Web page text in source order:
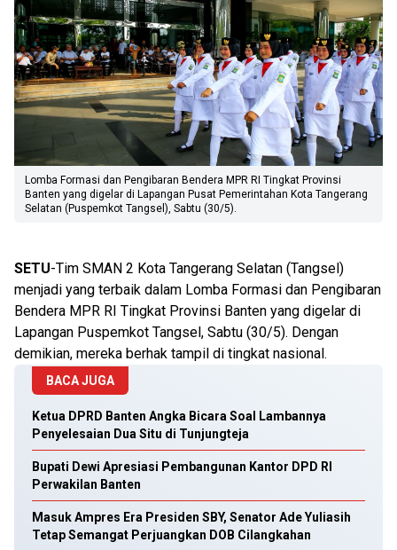
Lomba Formasi dan Pengibaran Bendera MPR RI Tingkat Provinsi
Banten yang digelar di Lapangan Pusat Pemerintahan Kota Tangerang
Selatan (Puspemkot Tangsel), Sabtu (30/5).
SETU-Tim SMAN 2 Kota Tangerang Selatan (Tangsel)
menjadi yang terbaik dalam Lomba Formasi dan Pengibaran
Bendera MPR RI Tingkat Provinsi Banten yang digelar di
Lapangan Puspemkot Tangsel, Sabtu (30/5). Dengan
demikian, mereka berhak tampil di tingkat nasional.
BACA JUGA
Ketua DPRD Banten Angka Bicara Soal Lambannya
Penyelesaian Dua Situ di Tunjungteja
Bupati Dewi Apresiasi Pembangunan Kantor DPD RI
Perwakilan Banten
Masuk Ampres Era Presiden SBY, Senator Ade Yuliasih
Tetap Semangat Perjuangkan DOB Cilangkahan